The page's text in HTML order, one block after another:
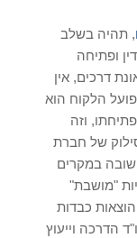
, תהיה בשלב
ופתיחה
דרכים, אין
הלקוח הוא
וזה
של חברת
במקרים
"מושבת"
כבדות
הדרכה וייעוץ